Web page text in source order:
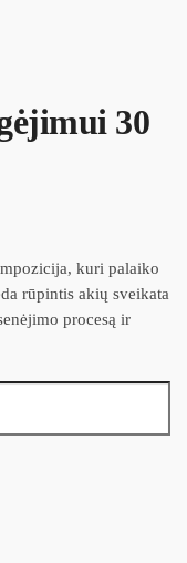
30
kuri palaiko
rūpintis akių sveikata
procesą ir